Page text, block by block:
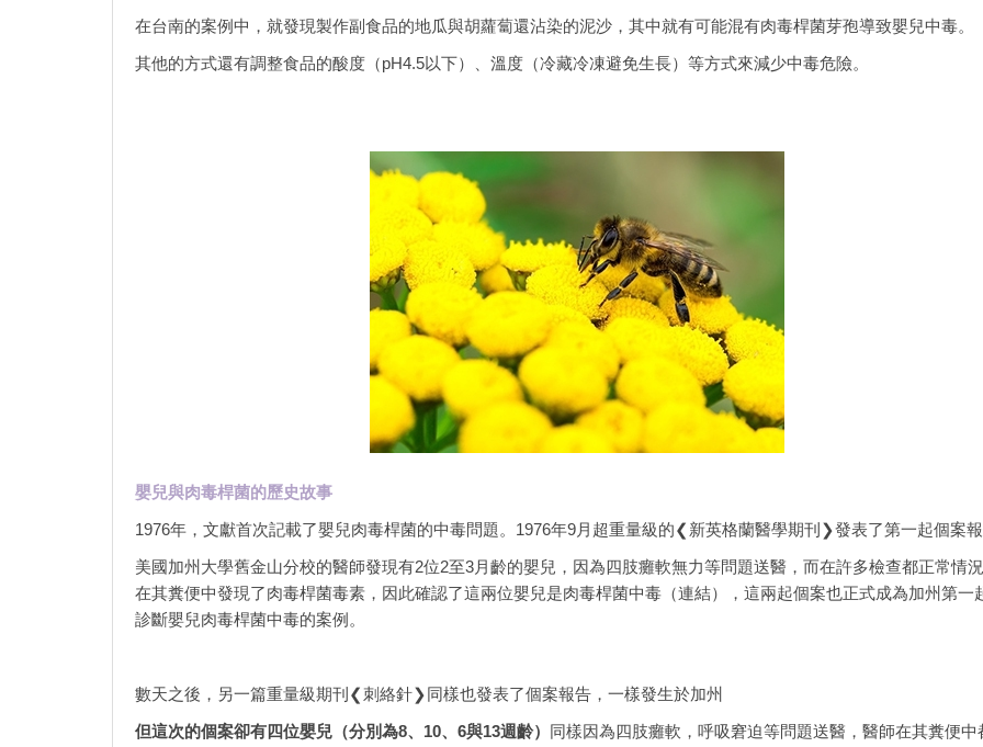
在台南的案例中，就發現製作副食品的地瓜與胡蘿蔔還沾染的泥沙，其中就有可能混有肉毒桿菌芽孢導致嬰兒中毒。
其他的方式還有調整食品的酸度（pH4.5以下）、溫度（冷藏冷凍避免生長）等方式來減少中毒危險。
嬰兒與肉毒桿菌的歷史故事
1976年，文獻首次記載了嬰兒肉毒桿菌的中毒問題。1976年9月超重量級的❮新英格蘭醫學期刊❯發表了第一起個案報
美國加州大學舊金山分校的醫師發現有2位2至3月齡的嬰兒，因為四肢癱軟無力等問題送醫，而在許多檢查都正常情況
在其糞便中發現了肉毒桿菌毒素，因此確認了這兩位嬰兒是肉毒桿菌中毒（連結），這兩起個案也正式成為加州第一
診斷嬰兒肉毒桿菌中毒的案例。
數天之後，另一篇重量級期刊❮刺絡針❯同樣也發表了個案報告，一樣發生於加州
但這次的個案卻有四位嬰兒（分別為8、10、6與13週齡） 同樣因為四肢癱軟，呼吸窘迫等問題送醫，醫師在其糞便中